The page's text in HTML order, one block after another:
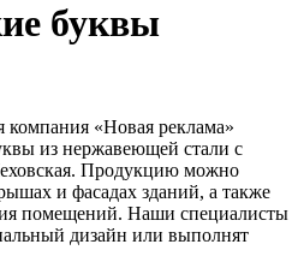
буквы
компания «Новая реклама»
из нержавеющей стали с
Продукцию можно
и фасадах зданий, а также
помещений. Наши специалисты
дизайн или выполнят